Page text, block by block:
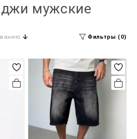
мужские
Фильтры (0)